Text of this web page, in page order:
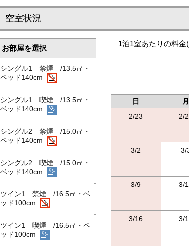
空室状況
お部屋を選択
シングル1 禁煙 /13.5㎡・
ベッド140cm
シングル1 喫煙 /13.5㎡・
ベッド140cm
シングル2 禁煙 /15.0㎡・
ベッド140cm
シングル2 喫煙 /15.0㎡・
ベッド140cm
ツイン1 禁煙 /16.5㎡・ベ
ッド100cm
ツイン1 喫煙 /16.5㎡・ベ
ッド100cm
1泊1室あたりの料金
日 月
2/23
2/
3/2 3/
3/9 3/
3/16 3/